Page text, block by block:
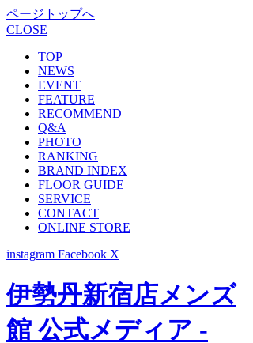
ページトップへ
CLOSE
TOP
NEWS
EVENT
FEATURE
RECOMMEND
Q&A
PHOTO
RANKING
BRAND INDEX
FLOOR GUIDE
SERVICE
CONTACT
ONLINE STORE
instagram Facebook X
伊勢丹新宿店メンズ
館 公式メディア -